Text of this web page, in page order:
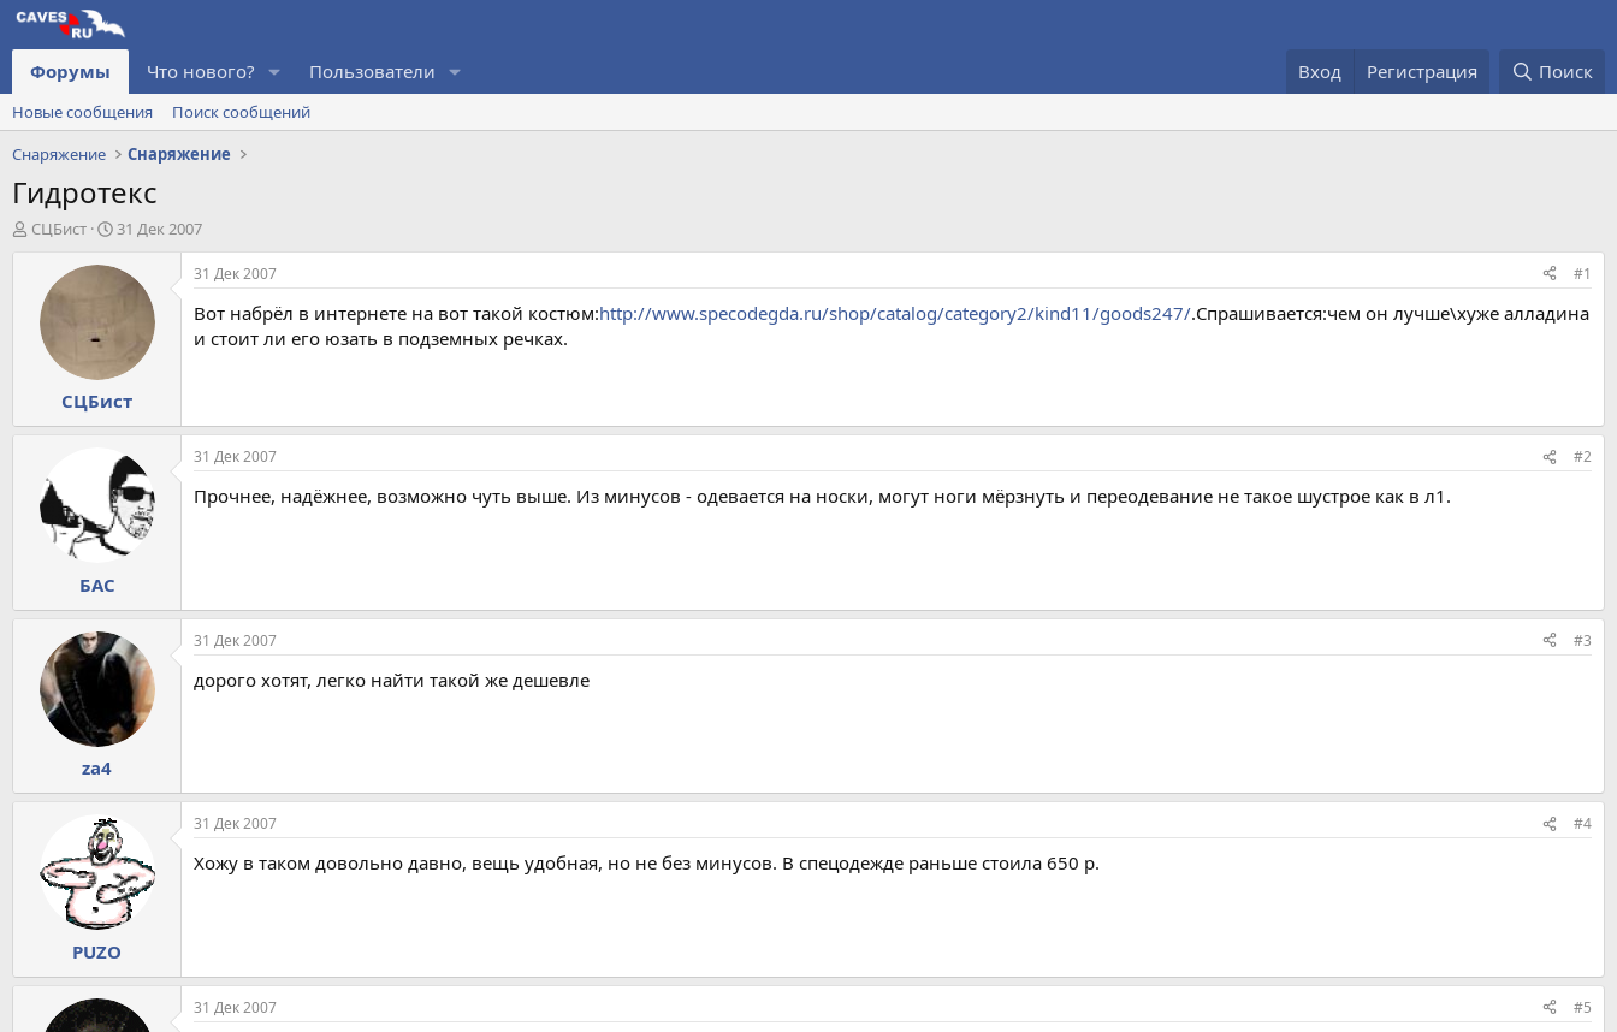
Форумы Что нового? Пользователи Вход Регистрация Поиск
Новые сообщения
Поиск сообщений
Снаряжение
Снаряжение
Гидротекс
А
СЦБист
Д
т
а
л
а
31 Дек 2007
СЦБист
31 Дек 2007 #1
Вот набрёл в интернете на вот такой костюм:http://www.specodegda.ru/shop/catalog/category2/kind11/goods247/.Спрашивается:чем он лучше\хуже алладина
и стоит ли его юзать в подземных речках.
БАС
31 Дек 2007 #2
Прочнее, надёжнее, возможно чуть выше. Из минусов - одевается на носки, могут ноги мёрзнуть и переодевание не такое шустрое как в л1.
za4
31 Дек 2007 #3
дорого хотят, легко найти такой же дешевле
PUZO
31 Дек 2007 #4
Хожу в таком довольно давно, вещь удобная, но не без минусов. В спецодежде раньше стоила 650 р.
31 Дек 2007 #5